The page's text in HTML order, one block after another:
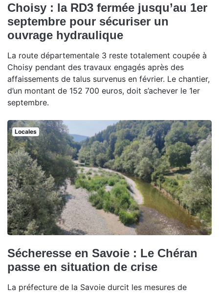
Choisy : la RD3 fermée jusqu’au 1er
septembre pour sécuriser un
ouvrage hydraulique
La route départementale 3 reste totalement coupée à
Choisy pendant des travaux engagés après des
affaissements de talus survenus en février. Le chantier,
d’un montant de 152 700 euros, doit s’achever le 1er
septembre.
Locales
Sécheresse en Savoie : Le Chéran
passe en situation de crise
La préfecture de la Savoie durcit les mesures de